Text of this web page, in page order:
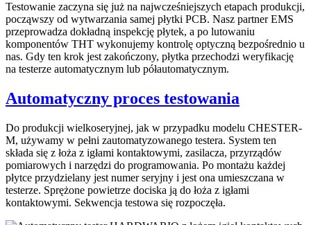
Testowanie zaczyna się już na najwcześniejszych etapach produkcji,
począwszy od wytwarzania samej płytki PCB. Nasz partner EMS
przeprowadza dokładną inspekcję płytek, a po lutowaniu
komponentów THT wykonujemy kontrolę optyczną bezpośrednio u
nas. Gdy ten krok jest zakończony, płytka przechodzi weryfikację
na testerze automatycznym lub półautomatycznym.
Automatyczny proces testowania
Do produkcji wielkoseryjnej, jak w przypadku modelu CHESTER-
M, używamy w pełni zautomatyzowanego testera. System ten
składa się z łoża z igłami kontaktowymi, zasilacza, przyrządów
pomiarowych i narzędzi do programowania. Po montażu każdej
płytce przydzielany jest numer seryjny i jest ona umieszczana w
testerze. Sprężone powietrze dociska ją do łoża z igłami
kontaktowymi. Sekwencja testowa się rozpoczęła.